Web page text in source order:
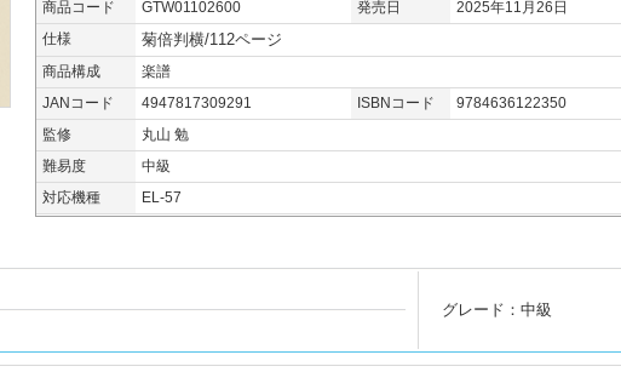
商品コード GTW01102600 発売日
2025年11月26日
仕様
菊倍判横/112ページ
商品構成
楽譜
JANコード
4947817309291 ISBNコード
9784636122350
監修
丸山 勉
難易度
中級
対応機種
EL-57
グレード：中級